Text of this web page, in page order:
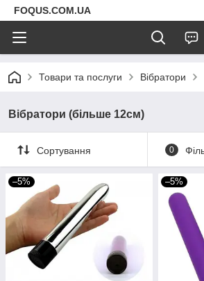
FOQUS.COM.UA
Товари та послуги Вібратори
Вібратори (більше 12см)
Сортування 0
–5% –5%